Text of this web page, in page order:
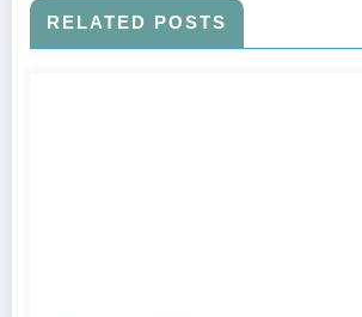
RELATED POSTS